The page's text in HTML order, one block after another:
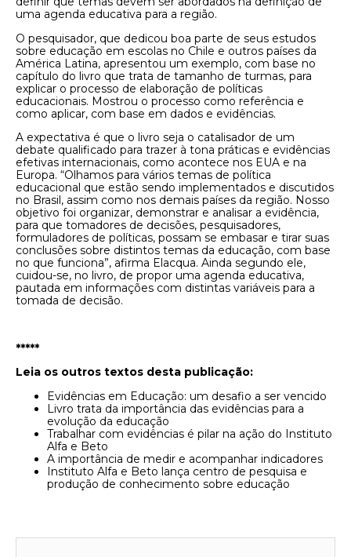
uma agenda educativa para a região.
O pesquisador, que dedicou boa parte de seus estudos
sobre educação em escolas no Chile e outros países da
América Latina, apresentou um exemplo, com base no
capítulo do livro que trata de tamanho de turmas, para
explicar o processo de elaboração de políticas
educacionais. Mostrou o processo como referência e
como aplicar, com base em dados e evidências.
A expectativa é que o livro seja o catalisador de um
debate qualificado para trazer à tona práticas e evidências
efetivas internacionais, como acontece nos EUA e na
Europa. “Olhamos para vários temas de política
educacional que estão sendo implementados e discutidos
no Brasil, assim como nos demais países da região. Nosso
objetivo foi organizar, demonstrar e analisar a evidência,
para que tomadores de decisões, pesquisadores,
formuladores de políticas, possam se embasar e tirar suas
conclusões sobre distintos temas da educação, com base
no que funciona”, afirma Elacqua. Ainda segundo ele,
cuidou-se, no livro, de propor uma agenda educativa,
pautada em informações com distintas variáveis para a
tomada de decisão.
*****
Leia os outros textos desta publicação:
Evidências em Educação: um desafio a ser vencido
Livro trata da importância das evidências para a
evolução da educação
Trabalhar com evidências é pilar na ação do Instituto
Alfa e Beto
A importância de medir e acompanhar indicadores
Instituto Alfa e Beto lança centro de pesquisa e
produção de conhecimento sobre educação